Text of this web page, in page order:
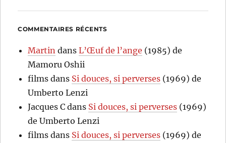
COMMENTAIRES RÉCENTS
Martin dansL’Œuf de l’ange (1985) de
Mamoru Oshii
films dans Si douces, si perverses (1969) de
Umberto Lenzi
Jacques C dans Si douces, si perverses (1969)
de Umberto Lenzi
films dans Si douces, si perverses (1969) de